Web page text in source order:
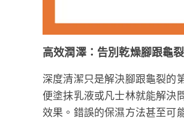
高效潤澤：告別乾燥腳跟龜裂
深度清潔只是解決腳跟龜裂的
便塗抹乳液或凡士林就能解決
效果。錯誤的保濕方法甚至可